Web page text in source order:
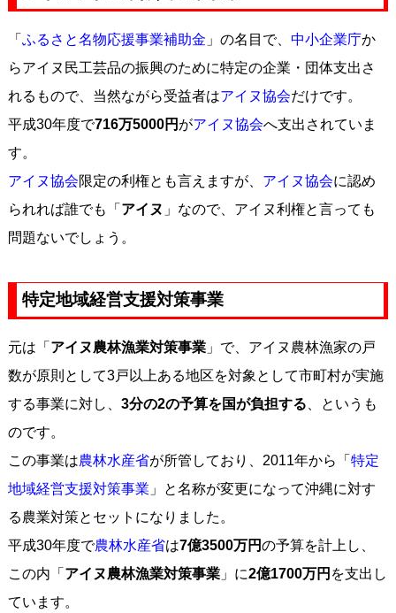
「 ふるさと名物応援事業補助金 」の名目で、 中小企業庁か
らアイヌ民工芸品の振興のために特定の企業・団体支出さ
れるもので、当然ながら受益者はアイヌ協会だけです。
平成30年度で716万5000円 がアイヌ協会へ支出されていま
す。
アイヌ協会 限定の利権とも言えますが、 アイヌ協会に認め
られれば誰でも「 アイヌ 」なので、アイヌ利権と言っても
問題ないでしょう。
特定地域経営支援対策事業
元は「 アイヌ農林漁業対策事業」で、アイヌ農林漁家の戸
数が原則として3戸以上ある地区を対象として市町村が実施
する事業に対し、 3分の2の予算を国が負担する 、というも
のです。
この事業は農林水産省が所管しており、2011年から「 特定
地域経営支援対策事業 」と名称が変更になって沖縄に対す
る農業対策とセットになりました。
平成30年度で農林水産省は7億3500万円の予算を計上し、
この内「 アイヌ農林漁業対策事業」に2億1700万円 を支出し
ています。